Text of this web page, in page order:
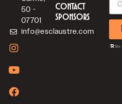
50 -
07701
info@esclaustre.com
CONTACT
SPONSORS